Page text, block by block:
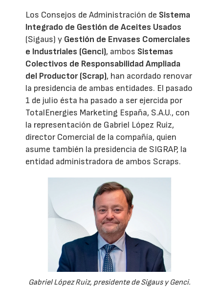
Los Consejos de Administración de Sistema
Integrado de Gestión de Aceites Usados
(Sigaus) y Gestión de Envases Comerciales
e Industriales (Genci), ambos Sistemas
Colectivos de Responsabilidad Ampliada
del Productor (Scrap), han acordado renovar
la presidencia de ambas entidades. El pasado
1 de julio ésta ha pasado a ser ejercida por
TotalEnergies Marketing España, S.A.U., con
la representación de Gabriel López Ruiz,
director Comercial de la compañía, quien
asume también la presidencia de SIGRAP, la
entidad administradora de ambos Scraps.
Gabriel López Ruiz, presidente de Sigaus y Genci.